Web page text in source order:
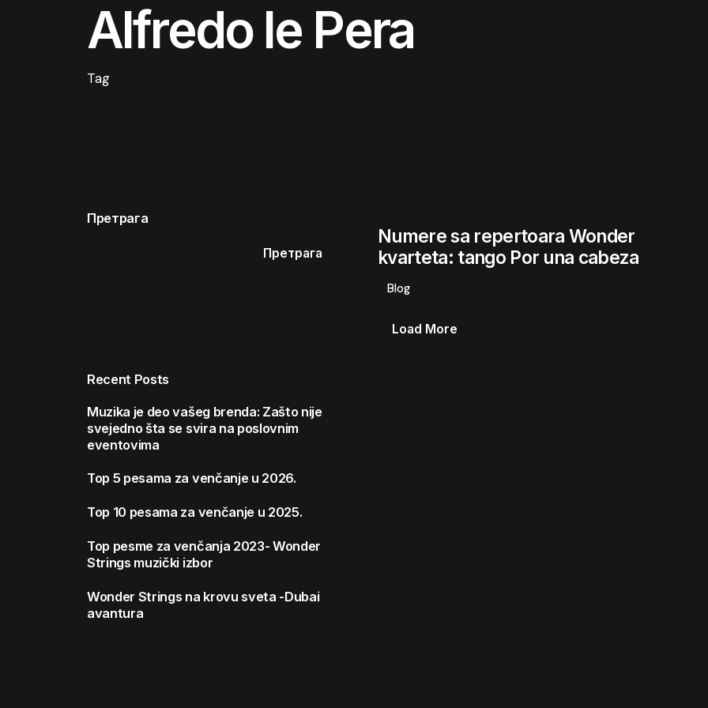
Alfredo le Pera
Tag
Претрага
Претрага
Recent Posts
Muzika je deo vašeg brenda: Zašto nije
svejedno šta se svira na poslovnim
eventovima
Top 5 pesama za venčanje u 2026.
Top 10 pesama za venčanje u 2025.
Top pesme za venčanja 2023- Wonder
Strings muzički izbor
Wonder Strings na krovu sveta -Dubai
avantura
Numere sa repertoara Wonder
kvarteta: tango Por una cabeza
Blog
Load More